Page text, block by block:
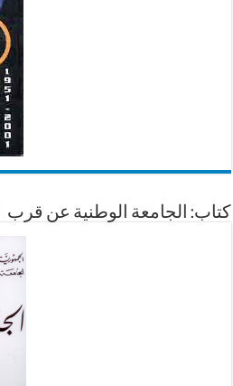
كتاب: الجامعة الوطنية عن قرب